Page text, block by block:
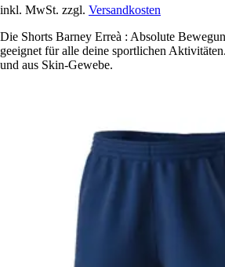
inkl. MwSt. zzgl. Versandkosten
Die Shorts Barney Erreà : Absolute
geeignet für alle deine sportlichen
und aus Skin-Gewebe.